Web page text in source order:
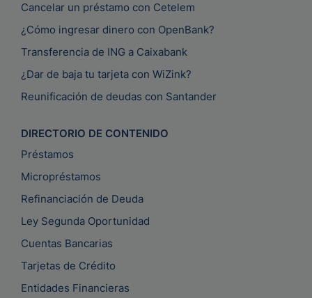
Cancelar un préstamo con Cetelem
¿Cómo ingresar dinero con OpenBank?
Transferencia de ING a Caixabank
¿Dar de baja tu tarjeta con WiZink?
Reunificación de deudas con Santander
DIRECTORIO DE CONTENIDO
Préstamos
Micropréstamos
Refinanciación de Deuda
Ley Segunda Oportunidad
Cuentas Bancarias
Tarjetas de Crédito
Entidades Financieras